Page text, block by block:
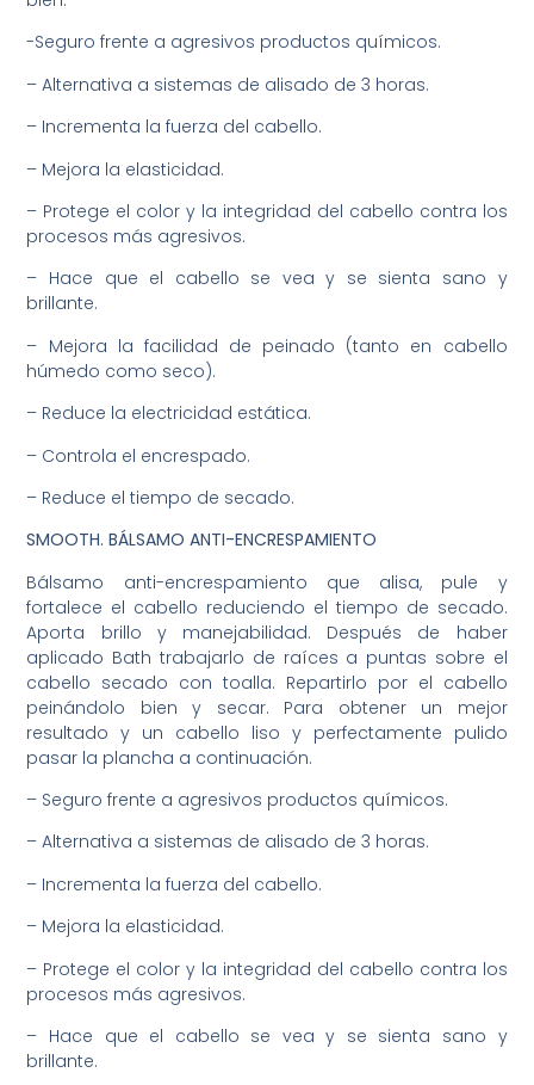
-Seguro frente a agresivos productos químicos.
– Alternativa a sistemas de alisado de 3 horas.
– Incrementa la fuerza del cabello.
– Mejora la elasticidad.
– Protege el color y la integridad del cabello contra los
procesos más agresivos.
– Hace que el cabello se vea y se sienta sano y
brillante.
– Mejora la facilidad de peinado (tanto en cabello
húmedo como seco).
– Reduce la electricidad estática.
– Controla el encrespado.
– Reduce el tiempo de secado.
SMOOTH.BÁLSAMO ANTI-ENCRESPAMIENTO
Bálsamo anti-encrespamiento que alisa, pule y
fortalece el cabello reduciendo el tiempo de secado.
Aporta brillo y manejabilidad. Después de haber
aplicado Bath trabajarlo de raíces a puntas sobre el
cabello secado con toalla. Repartirlo por el cabello
peinándolo bien y secar. Para obtener un mejor
resultado y un cabello liso y perfectamente pulido
pasar la plancha a continuación.
– Seguro frente a agresivos productos químicos.
– Alternativa a sistemas de alisado de 3 horas.
– Incrementa la fuerza del cabello.
– Mejora la elasticidad.
– Protege el color y la integridad del cabello contra los
procesos más agresivos.
– Hace que el cabello se vea y se sienta sano y
brillante.